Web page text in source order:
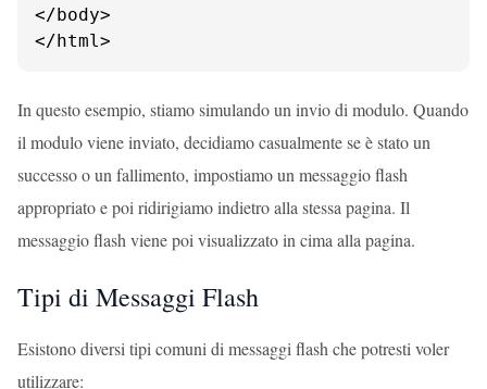
</body>
</html>
In questo esempio, stiamo simulando un invio di modulo. Quando
il modulo viene inviato, decidiamo casualmente se è stato un
successo o un fallimento, impostiamo un messaggio flash
appropriato e poi ridirigiamo indietro alla stessa pagina. Il
messaggio flash viene poi visualizzato in cima alla pagina.
Tipi di Messaggi Flash
Esistono diversi tipi comuni di messaggi flash che potresti voler
utilizzare: